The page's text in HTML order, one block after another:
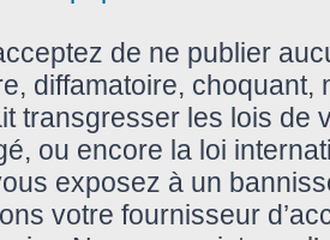
de ne publier
diffamatoire, choquant,
transgresser les lois de
ou encore la loi
exposez à un
votre fournisseur